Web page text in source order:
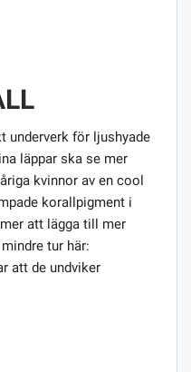
underverk för ljushyade
läppar ska se mer
kvinnor av en cool
korallpigment i
att lägga till mer
tur här:
att de undviker